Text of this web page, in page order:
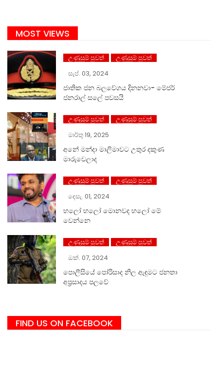
MOST VIEWS
උණුසුම් පුවත්
උණුසුම් පුවත්
සැප්. 03, 2024
ජාතික ජන බලවේගය දිනනවා- මේජර්
ජනරාල් සලේ පවසයි
උණුසුම් පුවත්
උණුසුම් පුවත්
මාර්තු 19, 2025
අනේ මන්දා මාලිමාවට උතුර දකුණ
මාරුවෙලාද
උණුසුම් පුවත්
උණුසුම් පුවත්
දෙසැ. 01, 2024
හලෝ ⁣හලෝ මොනවද හලෝ මේ
වෙන්නෙ
උණුසුම් පුවත්
උණුසුම් පුවත්
ඔක්. 07, 2024
පොලීසියේ පෝරිසාද නිල ඇඳුමට ජනතා
අප්‍රසාදය පලවේ
FIND US ON FACEBOOK